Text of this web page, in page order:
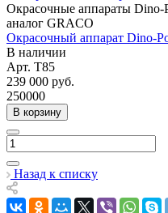
Окрасочные аппараты
аналог GRACO
Окрасочный аппарат Dino-
В наличии
Арт. T85
239 000 руб.
250000
В корзину
Назад к списку